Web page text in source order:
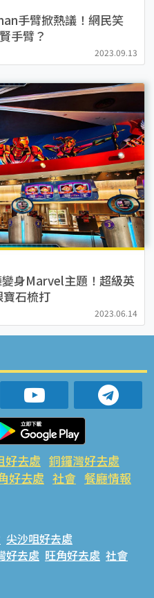
手臂掀熱議！網民笑
手臂？
2023.09.13
身Marvel主題！超級英
石梳打
2023.06.14
好去處 銅鑼灣好去處
好去處 社會 餐廳情報
尖沙咀好去處
好去處 旺角好去處 社會